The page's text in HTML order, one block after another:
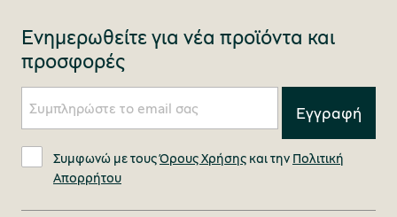
Ενημερωθείτε για νέα προϊόντα και
προσφορές
Συμφωνώ με τουςΌρους Χρήσης και την Πολιτική
Απορρήτου